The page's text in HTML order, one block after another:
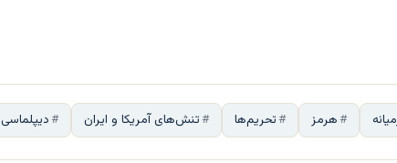
هرمز تحریم‌ها تنش‌های آمریکا و ایران دیپلماسی